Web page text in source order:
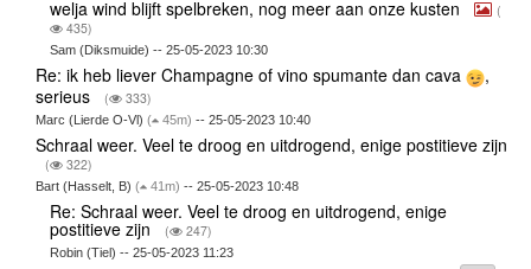
welja wind blijft spelbreken, nog meer aan onze kusten
(
435)
Sam (Diksmuide) -- 25-05-2023 10:30
Re: ik heb liever Champagne of vino spumante dan cava
,
serieus
( 333)
Marc (Lierde O-Vl) ( 45m) -- 25-05-2023 10:40
Schraal weer. Veel te droog en uitdrogend, enige postitieve zijn
( 322)
Bart (Hasselt, B) ( 41m) -- 25-05-2023 10:48
Re: Schraal weer. Veel te droog en uitdrogend, enige
postitieve zijn ( 247)
Robin (Tiel) -- 25-05-2023 11:23